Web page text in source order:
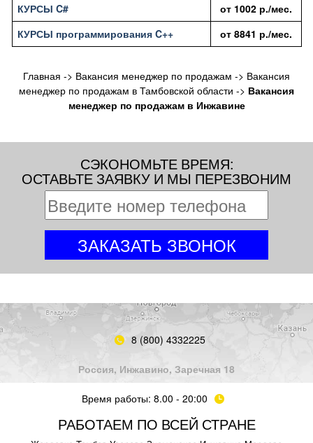
КУРСЫ C#
от 1002 р./мес.
КУРСЫ программирования C++
от 8841 р./мес.
Главная -> Вакансия менеджер по продажам -> Вакансия
менеджер по продажам в Тамбовской области -> Вакансия
менеджер по продажам в Инжавине
СЭКОНОМЬТЕ ВРЕМЯ:
ОСТАВЬТЕ ЗАЯВКУ И МЫ ПЕРЕЗВОНИМ
8 (800) 4332225
Россия, Инжавино, Заречная 18
Время работы: 8.00 - 20:00
РАБОТАЕМ ПО ВСЕЙ СТРАНЕ